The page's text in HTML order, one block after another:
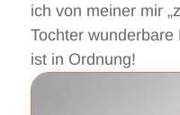
ich von meiner mir
Tochter
ist in Ordnung!